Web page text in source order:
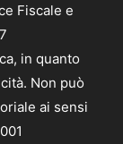
Fiscale e
in quanto
Non può
ai sensi